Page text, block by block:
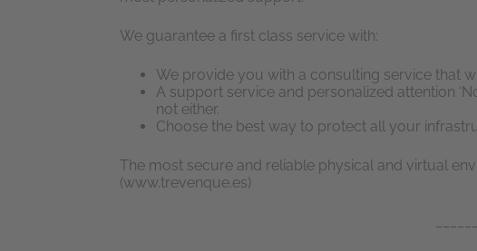
We guarantee a first class service with:
We provide you with a consulting service that
A support service and personalized attention
not either.
Choose the best way to protect all your
The most secure and reliable physical and virtual
(www.trevenque.es)